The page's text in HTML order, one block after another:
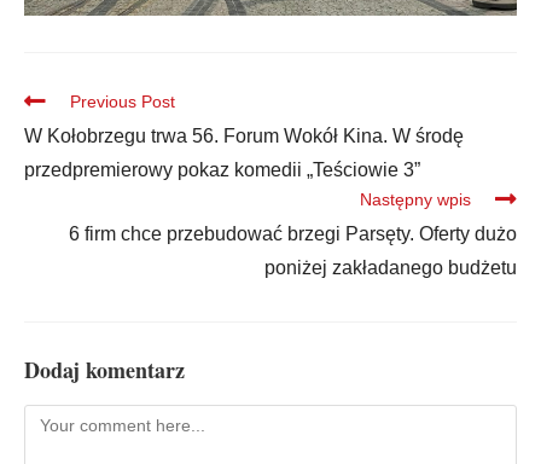
Previous Post
W Kołobrzegu trwa 56. Forum Wokół Kina. W środę
przedpremierowy pokaz komedii „Teściowie 3”
Następny wpis
6 firm chce przebudować brzegi Parsęty. Oferty dużo
poniżej zakładanego budżetu
Dodaj komentarz